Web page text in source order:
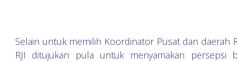
Selain untuk memilih Koordinator Pusat dan daerah
RJI ditujukan pula untuk menyamakan